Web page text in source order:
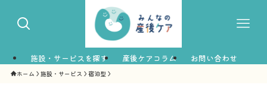
施設・サービスを探す 産後ケアコラム お問い合わせ
ホーム 施設・サービス 宿泊型